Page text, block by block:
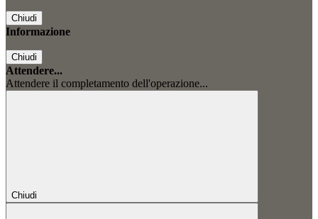
Chiudi
Informazione
Chiudi
Attendere...
Attendere il completamento dell'operazione...
Chiudi